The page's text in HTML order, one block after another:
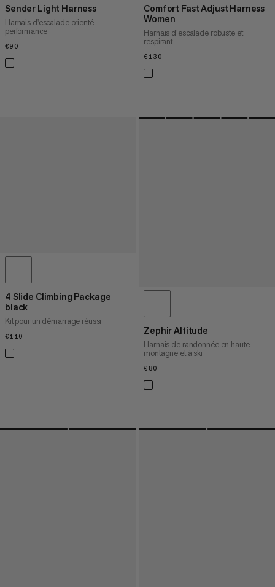
Sender Light Harness
Harnais d'escalade orienté
performance
€90
Comfort Fast Adjust Harness
Women
Harnais d’escalade robuste et
respirant
€130
4 Slide Climbing Package
black
Kit pour un démarrage réussi
€110
Zephir Altitude
Harnais de randonnée en haute
montagne et à ski
€80